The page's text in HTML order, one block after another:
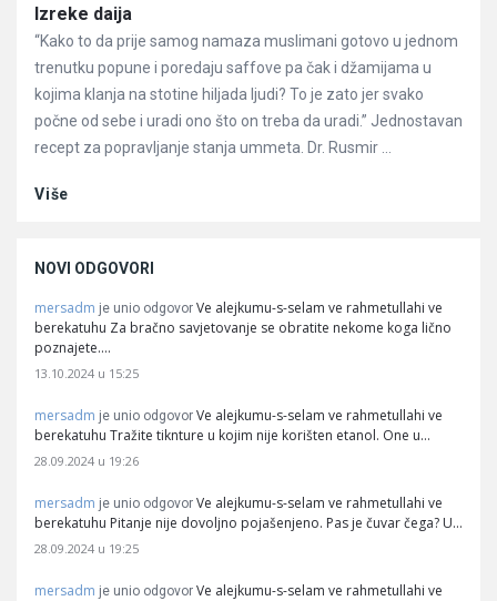
Članci
Izreke daija
“Kako to da prije samog namaza muslimani gotovo u jednom
trenutku popune i poredaju saffove pa čak i džamijama u
kojima klanja na stotine hiljada ljudi? To je zato jer svako
počne od sebe i uradi ono što on treba da uradi.” Jednostavan
recept za popravljanje stanja ummeta. Dr. Rusmir ...
Više
NOVI ODGOVORI
mersadm je unio odgovor Ve alejkumu-s-selam ve rahmetullahi ve
berekatuhu Za bračno savjetovanje se obratite nekome koga lično
poznajete.…
13.10.2024 u 15:25
mersadm je unio odgovor Ve alejkumu-s-selam ve rahmetullahi ve
berekatuhu Tražite tiknture u kojim nije korišten etanol. One u…
28.09.2024 u 19:26
mersadm je unio odgovor Ve alejkumu-s-selam ve rahmetullahi ve
berekatuhu Pitanje nije dovoljno pojašenjeno. Pas je čuvar čega? U…
28.09.2024 u 19:25
mersadm je unio odgovor Ve alejkumu-s-selam ve rahmetullahi ve